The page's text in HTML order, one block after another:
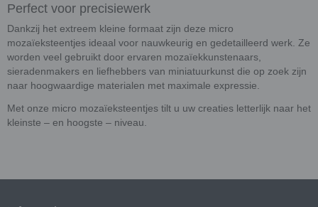
Perfect voor precisiewerk
Dankzij het extreem kleine formaat zijn deze micro
mozaïeksteentjes ideaal voor nauwkeurig en gedetailleerd werk. Ze
worden veel gebruikt door ervaren mozaïekkunstenaars,
sieradenmakers en liefhebbers van miniatuurkunst die op zoek zijn
naar hoogwaardige materialen met maximale expressie.
Met onze micro mozaïeksteentjes tilt u uw creaties letterlijk naar het
kleinste – en hoogste – niveau.